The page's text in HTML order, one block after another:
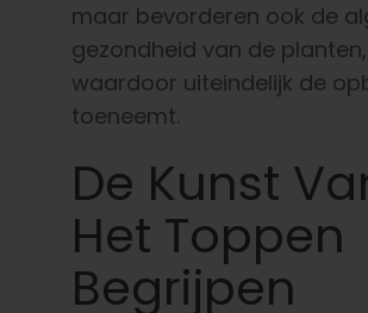
maar bevorderen ook de
gezondheid van de planten,
waardoor uiteindelijk de
toeneemt.
De Kunst
Het Toppen
Begrijpen